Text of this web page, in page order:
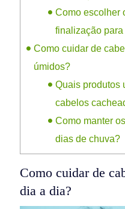
Como escolher
finalização
Como cuidar de
úmidos?
Quais produtos
cabelos
Como manter
dias de chuva?
Como cuidar de
dia a dia?